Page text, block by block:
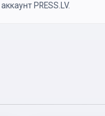
PRESS.LV.